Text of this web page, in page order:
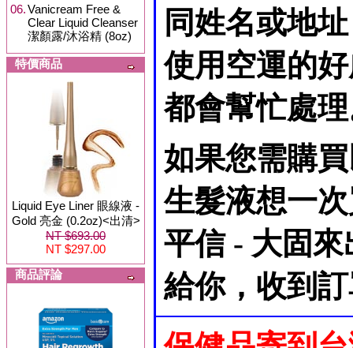
06.Vanicream Free &
Clear Liquid Cleanser
潔顏露/沐浴精 (8oz)
特價商品
Liquid Eye Liner 眼線液 -
Gold 亮金 (0.2oz)<出清>
NT $693.00
NT $297.00
商品評論
同姓名或地
使用空運的
都會幫忙處
如果您需購
生髮液想一
平信 - 大固
給你，收到